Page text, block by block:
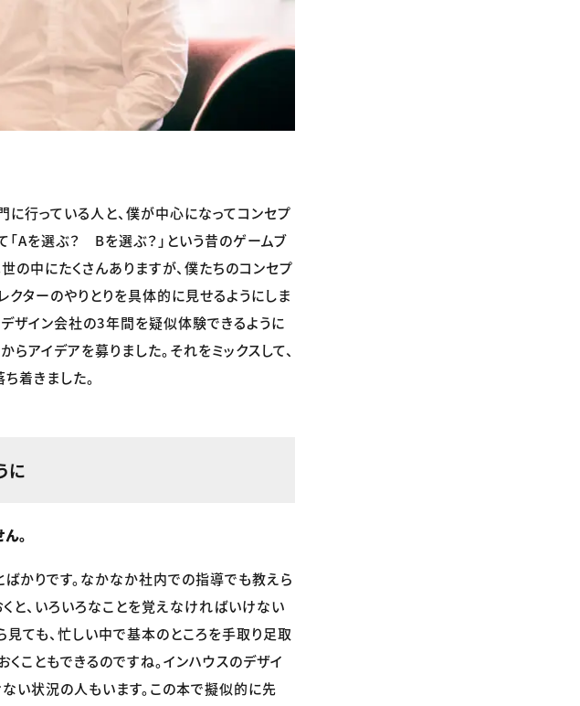
に行っている人と、僕が中心になってコンセプ
「Aを選ぶ？ Bを選ぶ？」という昔のゲームブ
の中にたくさんありますが、僕たちのコンセプ
クターのやりとりを具体的に見せるようにしま
ザイン会社の3年間を疑似体験できるように
アイデアを募りました。それをミックスして、
着きました。
に
。
かりです。なかなか社内での指導でも教えら
と、いろいろなことを覚えなければいけない
ても、忙しい中で基本のところを手取り足取
くこともできるのですね。インハウスのデザイ
い状況の人もいます。この本で擬似的に先